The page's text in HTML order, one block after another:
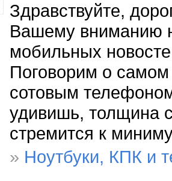
Здравствуйте,
Вашему вниманию
мобильных
Поговорим о
сотовым
удивишь, толщина
стремится к
» Ноутбуки, КПК и